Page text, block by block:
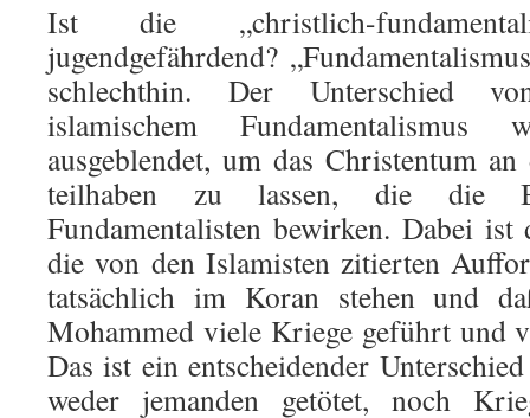
Ist die „christlich-
jugendgefährdend?
schlechthin. Der Unterschied
islamischem
ausgeblendet, um das Christentum
teilhaben zu lassen, die die
Fundamentalisten bewirken. Dabei ist
die von den Islamisten zitierten
tatsächlich im Koran stehen und
Mohammed viele Kriege geführt und
Das ist ein entscheidender
weder jemanden getötet, noch